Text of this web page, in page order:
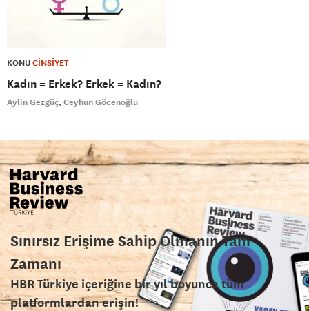
KONUCİNSİYET
Kadın = Erkek? Erkek = Kadın?
Aylin Gezgüç Ceyhun Göcenoğlu
Sınırsız Erişime Sahip Olmanın Tam
Zamanı
HBR Türkiye içeriğine bir yıl boyunca tüm
platformlardan erişin!